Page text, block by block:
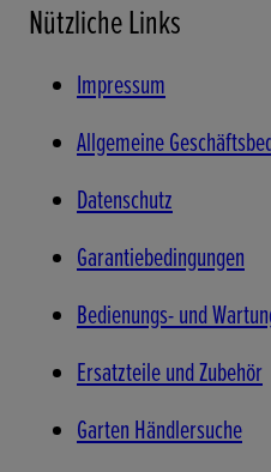
Nützliche Links
Impressum
Allgemeine
Datenschutz
Garantiebedingungen
Bedienungs- und
Ersatzteile und Zubehör
Garten Händlersuche